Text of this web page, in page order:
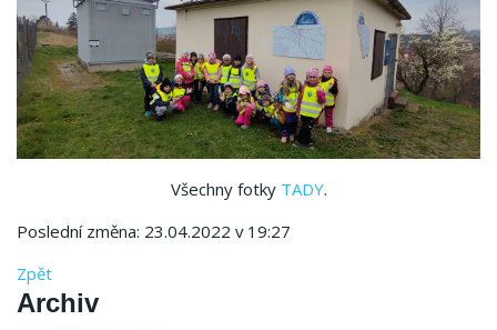
Všechny fotky TADY.
Poslední změna: 23.04.2022 v 19:27
Zpět
Archiv